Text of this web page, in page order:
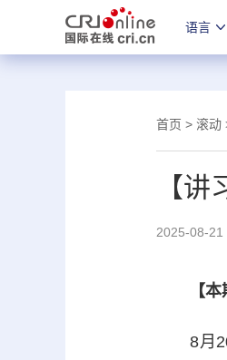
语言
首页 > 滚动
【
2025-08-21
【
8月20